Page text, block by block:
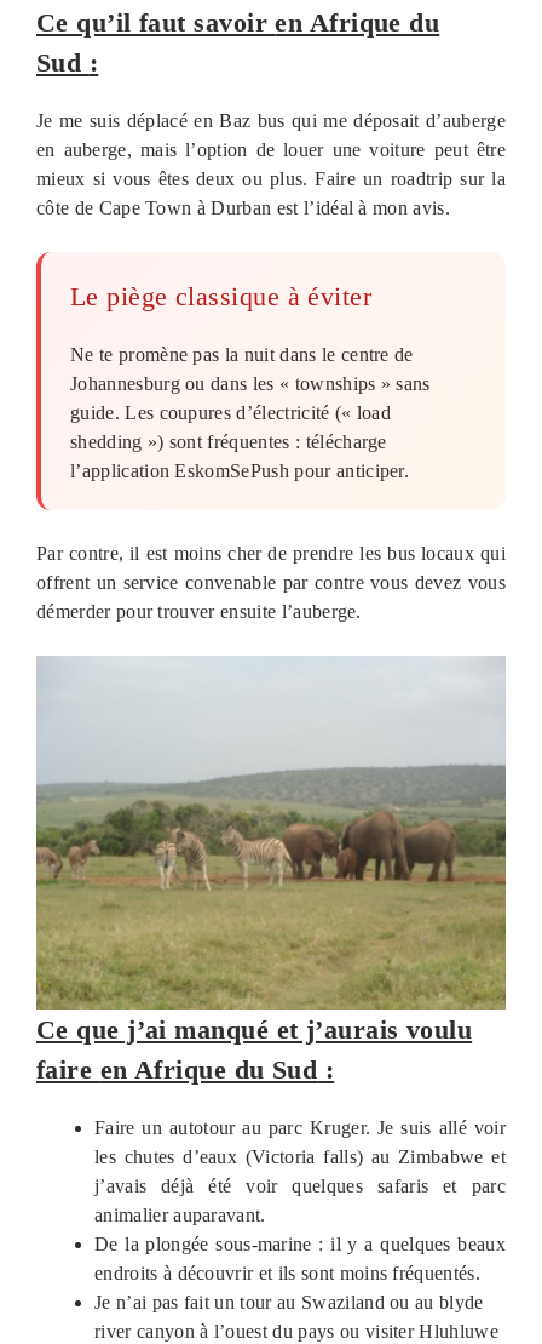
Ce qu’il faut savoiren Afrique du
Sud :
Je me suis déplacé en Baz bus qui me déposait d’auberge
en auberge, mais l’option de louer une voiture peut être
mieux si vous êtes deux ou plus. Faire un roadtrip sur la
côte de Cape Town à Durban est l’idéal à mon avis.
Le piège classique à éviter
Ne te promène pas la nuit dans le centre de
Johannesburg ou dans les « townships » sans
guide. Les coupures d’électricité (« load
shedding ») sont fréquentes : télécharge
l’application EskomSePush pour anticiper.
Par contre, il est moins cher de prendre les bus locaux qui
offrent un service convenable par contre vous devez vous
démerder pour trouver ensuite l’auberge.
Ce que j’ai manqué et j’aurais voulu
faire en Afrique du Sud :
Faire un autotour au parc Kruger. Je suis allé voir
les chutes d’eaux (Victoria falls) au Zimbabwe et
j’avais déjà été voir quelques safaris et parc
animalier auparavant.
De la plongée sous-marine : il y a quelques beaux
endroits à découvrir et ils sont moins fréquentés.
Je n’ai pas fait un tour au Swaziland ou au blyde
river canyon à l’ouest du pays ou visiter Hluhluwe